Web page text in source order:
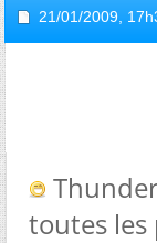
21/01/2009,
toutes les